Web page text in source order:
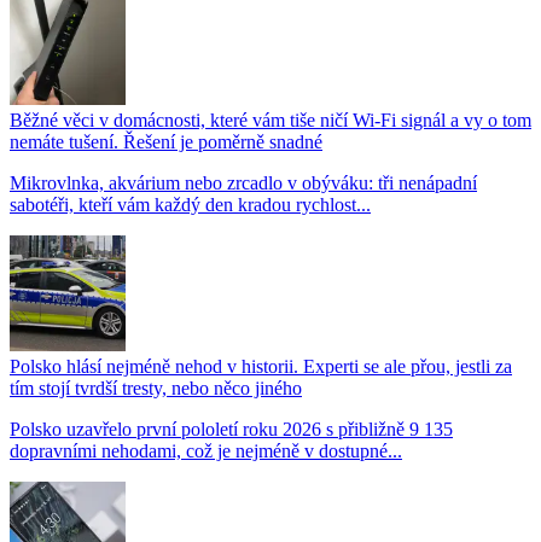
Běžné věci v domácnosti, které vám tiše ničí Wi-Fi signál a vy o tom
nemáte tušení. Řešení je poměrně snadné
Mikrovlnka, akvárium nebo zrcadlo v obýváku: tři nenápadní
sabotéři, kteří vám každý den kradou rychlost...
Polsko hlásí nejméně nehod v historii. Experti se ale přou, jestli za
tím stojí tvrdší tresty, nebo něco jiného
Polsko uzavřelo první pololetí roku 2026 s přibližně 9 135
dopravními nehodami, což je nejméně v dostupné...